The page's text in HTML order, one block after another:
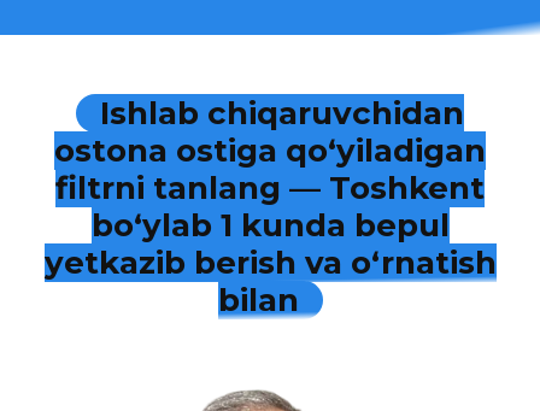
Ishlab chiqaruvchidan
ostona ostiga qo‘yiladigan
filtrni tanlang — Toshkent
bo‘ylab 1 kunda bepul
yetkazib berish va o‘rnatish
bilan